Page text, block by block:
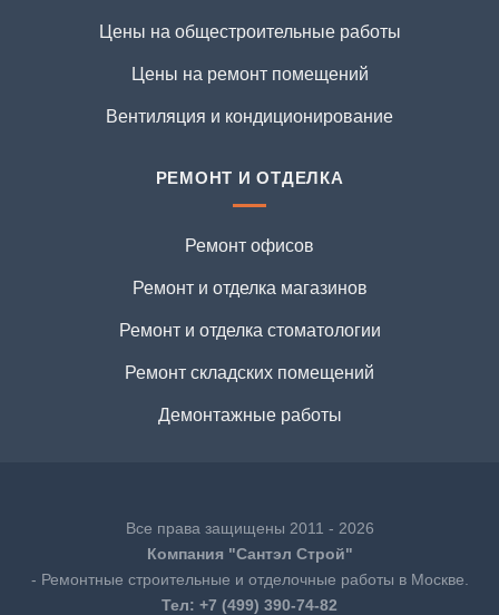
Цены на общестроительные работы
Цены на ремонт помещений
Вентиляция и кондиционирование
РЕМОНТ И ОТДЕЛКА
Ремонт офисов
Ремонт и отделка магазинов
Ремонт и отделка стоматологии
Ремонт складских помещений
Демонтажные работы
Все права защищены 2011 - 2026
Компания "Сантэл Строй"
- Ремонтные строительные и отделочные работы в Москве.
Тел: +7 (499) 390-74-82